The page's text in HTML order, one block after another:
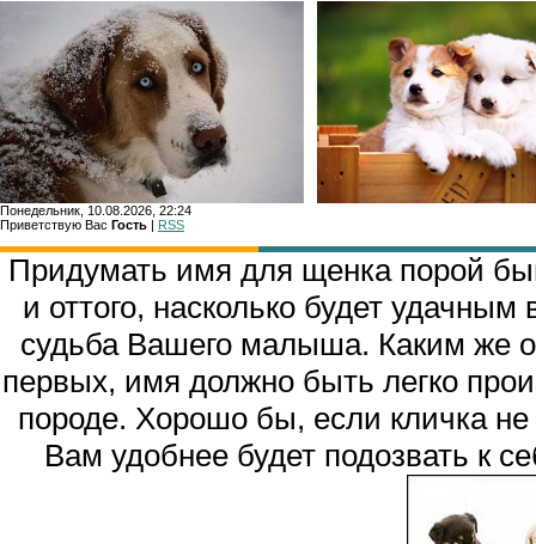
Понедельник, 10.08.2026, 22:24
Приветствую Вас Гость | RSS
Придумать имя для щенка порой
и оттого, насколько будет
судьба Вашего малыша. Каким же
первых, имя должно быть легко
породе. Хорошо бы, если кличка
Вам удобнее будет подозвать к